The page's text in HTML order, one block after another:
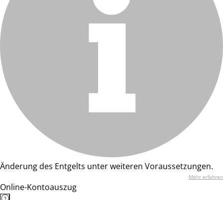
Änderung des Entgelts unter weiteren Voraussetzungen.
Mehr erfahren
Online-Kontoauszug